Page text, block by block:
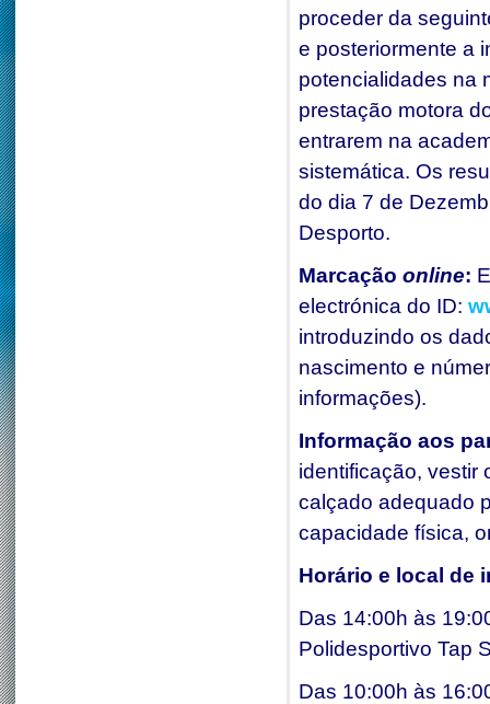
proceder da
e posteriormente a
potencialidades na
prestação motora
entrarem na
sistemática. Os
do dia 7 de
Desporto.
Marcação online:
electrónica do ID:
introduzindo os
nascimento e
informações).
Informação aos
identificação, vestir
calçado adequado
capacidade física,
Horário e local de
Das 14:00h às
Polidesportivo Tap
Das 10:00h às